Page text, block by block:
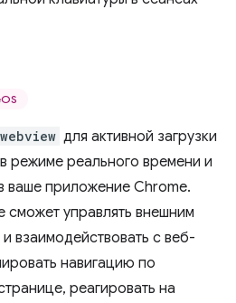
webview для активной загрузки
режиме реального времени и
ваше приложение Chrome.
управлять внешним
и взаимодействовать с веб-
навигацию по
реагировать на